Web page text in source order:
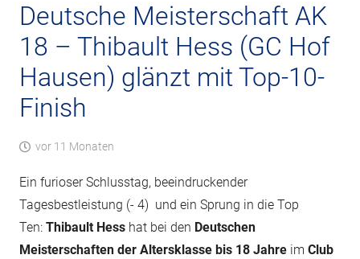
Deutsche Meisterschaft AK
18 – Thibault Hess (GC Hof
Hausen) glänzt mit Top-10-
Finish
vor 11 Monaten
Ein furioser Schlusstag, beeindruckender
Tagesbestleistung (- 4) und ein Sprung in die Top
Ten: Thibault Hess hat bei den Deutschen
Meisterschaften der Altersklasse bis 18 Jahre im Club